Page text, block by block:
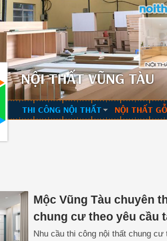
NỘI THẤT VŨNG TÀU
THI CÔNG NỘI THẤT NỘI THẤT GỖ
Mộc Vũng Tàu chuyên
chung cư theo yêu cầu
Nhu cầu thi công nội thất chung